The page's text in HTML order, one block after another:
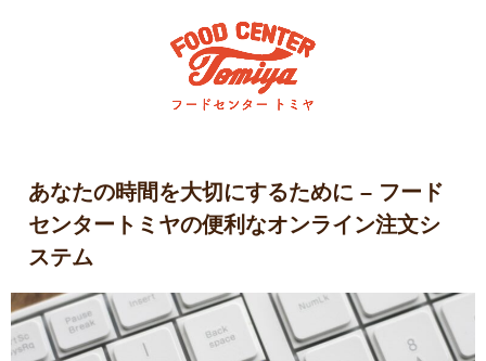
あなたの時間を大切にするために – フード
センタートミヤの便利なオンライン注文シ
ステム